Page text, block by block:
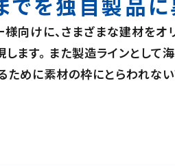
様向けに、さまざまな建材を
します。 また製造ラインとし
めに素材の枠にとらわれな